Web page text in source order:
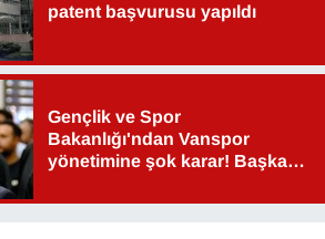
patent başvurusu yapıldı
Gençlik ve Spor
Bakanlığı'ndan Vanspor
yönetimine şok karar! Başkan